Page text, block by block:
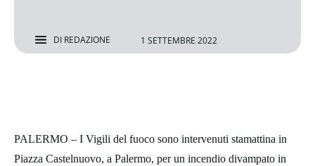
DI REDAZIONE 1 SETTEMBRE 2022
PALERMO – I Vigili del fuoco sono intervenuti stamattina in
Piazza Castelnuovo, a Palermo, per un incendio divampato in